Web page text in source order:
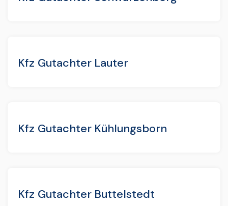
Kfz Gutachter Lauter
Kfz Gutachter Kühlungsborn
Kfz Gutachter Buttelstedt